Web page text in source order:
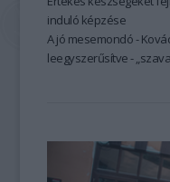
induló képzése
A jó mesemondó -
leegyszerűsítve -
mesemondás
magabiztosabb
előadói, pedagógusi